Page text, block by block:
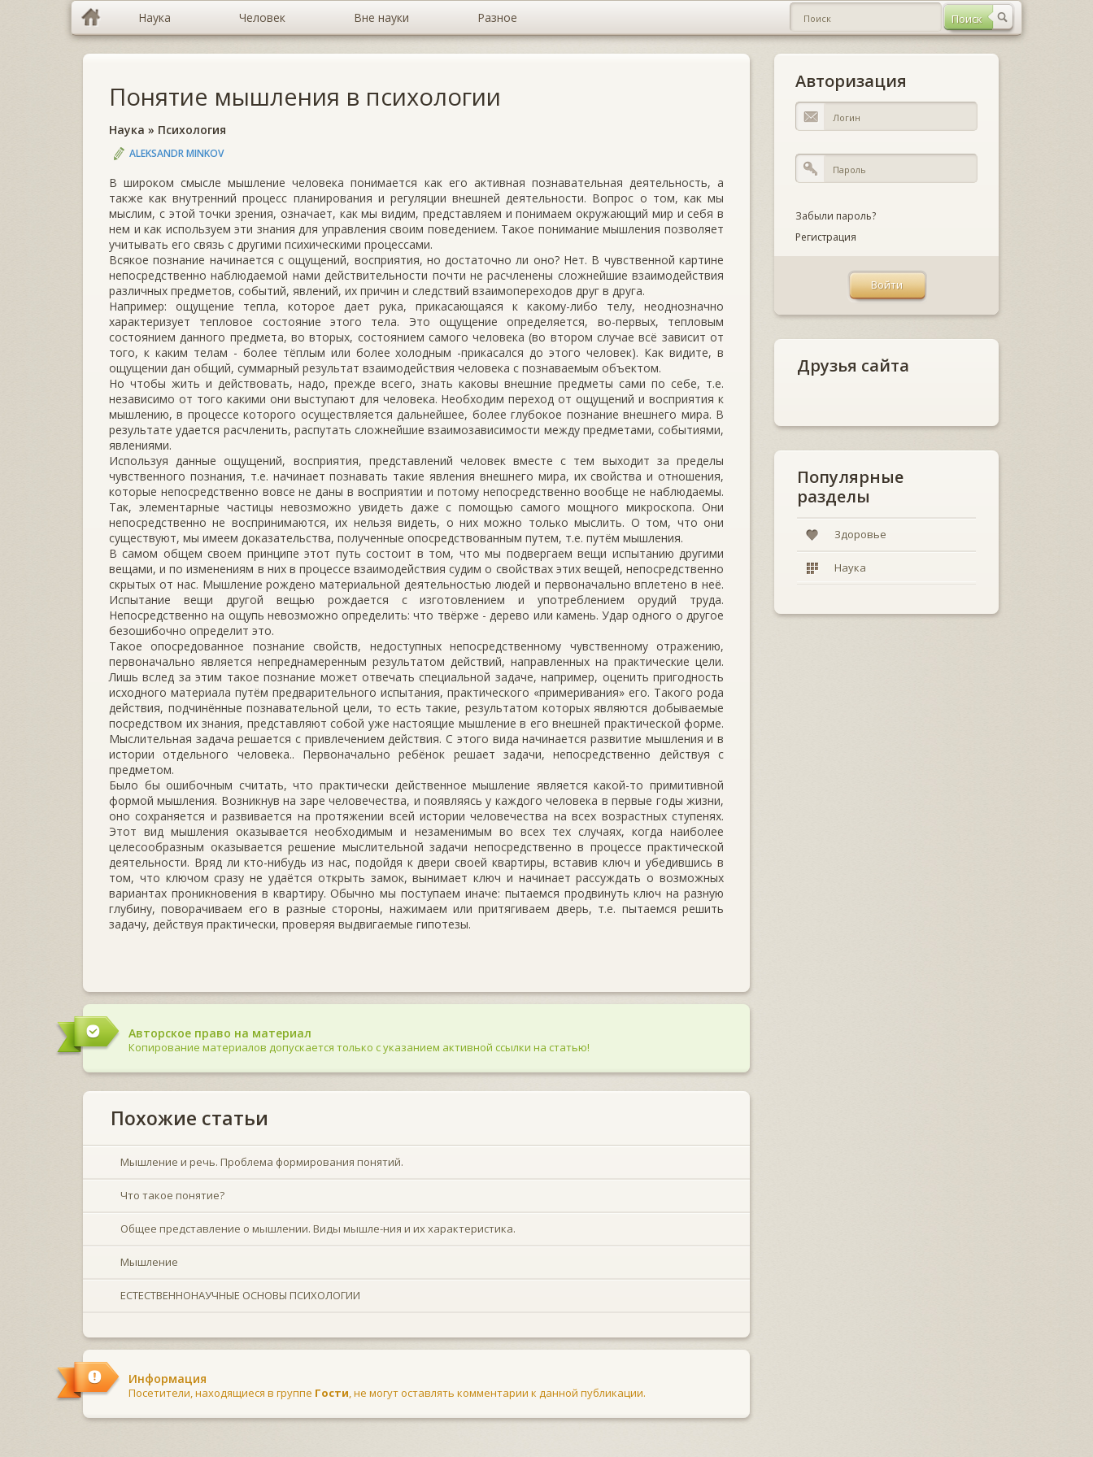
Наука Человек Вне науки Разное
Понятие мышления в психологии
Наука » Психология
ALEKSANDR MINKOV
В широком смысле мышление человека понимается как его активная познавательная деятельность, а
также как внутренний процесс планирования и регуляции внешней деятельности. Вопрос о том, как мы
мыслим, с этой точки зрения, означает, как мы видим, представляем и понимаем окружающий мир и себя в
нем и как используем эти знания для управления своим поведением. Такое понимание мышления позволяет
учитывать его связь с другими психическими процессами.
Всякое познание начинается с ощущений, восприятия, но достаточно ли оно? Нет. В чувственной картине
непосредственно наблюдаемой нами действительности почти не расчленены сложнейшие взаимодействия
различных предметов, событий, явлений, их причин и следствий взаимопереходов друг в друга.
Например: ощущение тепла, которое дает рука, прикасающаяся к какому-либо телу, неоднозначно
характеризует тепловое состояние этого тела. Это ощущение определяется, во-первых, тепловым
состоянием данного предмета, во вторых, состоянием самого человека (во втором случае всё зависит от
того, к каким телам - более тёплым или более холодным -прикасался до этого человек). Как видите, в
ощущении дан общий, суммарный результат взаимодействия человека с познаваемым объектом.
Но чтобы жить и действовать, надо, прежде всего, знать каковы внешние предметы сами по себе, т.е.
независимо от того какими они выступают для человека. Необходим переход от ощущений и восприятия к
мышлению, в процессе которого осуществляется дальнейшее, более глубокое познание внешнего мира. В
результате удается расчленить, распутать сложнейшие взаимозависимости между предметами, событиями,
явлениями.
Используя данные ощущений, восприятия, представлений человек вместе с тем выходит за пределы
чувственного познания, т.е. начинает познавать такие явления внешнего мира, их свойства и отношения,
которые непосредственно вовсе не даны в восприятии и потому непосредственно вообще не наблюдаемы.
Так, элементарные частицы невозможно увидеть даже с помощью самого мощного микроскопа. Они
непосредственно не воспринимаются, их нельзя видеть, о них можно только мыслить. О том, что они
существуют, мы имеем доказательства, полученные опосредствованным путем, т.е. путём мышления.
В самом общем своем принципе этот путь состоит в том, что мы подвергаем вещи испытанию другими
вещами, и по изменениям в них в процессе взаимодействия судим о свойствах этих вещей, непосредственно
скрытых от нас. Мышление рождено материальной деятельностью людей и первоначально вплетено в неё.
Испытание вещи другой вещью рождается с изготовлением и употреблением орудий труда.
Непосредственно на ощупь невозможно определить: что твёрже - дерево или камень. Удар одного о другое
безошибочно определит это.
Такое опосредованное познание свойств, недоступных непосредственному чувственному отражению,
первоначально является непреднамеренным результатом действий, направленных на практические цели.
Лишь вслед за этим такое познание может отвечать специальной задаче, например, оценить пригодность
исходного материала путём предварительного испытания, практического «примеривания» его. Такого рода
действия, подчинённые познавательной цели, то есть такие, результатом которых являются добываемые
посредством их знания, представляют собой уже настоящие мышление в его внешней практической форме.
Мыслительная задача решается с привлечением действия. С этого вида начинается развитие мышления и в
истории отдельного человека.. Первоначально ребёнок решает задачи, непосредственно действуя с
предметом.
Было бы ошибочным считать, что практически действенное мышление является какой-то примитивной
формой мышления. Возникнув на заре человечества, и появляясь у каждого человека в первые годы жизни,
оно сохраняется и развивается на протяжении всей истории человечества на всех возрастных ступенях.
Этот вид мышления оказывается необходимым и незаменимым во всех тех случаях, когда наиболее
целесообразным оказывается решение мыслительной задачи непосредственно в процессе практической
деятельности. Вряд ли кто-нибудь из нас, подойдя к двери своей квартиры, вставив ключ и убедившись в
том, что ключом сразу не удаётся открыть замок, вынимает ключ и начинает рассуждать о возможных
вариантах проникновения в квартиру. Обычно мы поступаем иначе: пытаемся продвинуть ключ на разную
глубину, поворачиваем его в разные стороны, нажимаем или притягиваем дверь, т.е. пытаемся решить
задачу, действуя практически, проверяя выдвигаемые гипотезы.
Авторское право на материал
Копирование материалов допускается только с указанием активной ссылки на статью!
Похожие статьи
Мышление и речь. Проблема формирования понятий.
Что такое понятие?
Общее представление о мышлении. Виды мышле-ния и их характеристика.
Мышление
ЕСТЕСТВЕННОНАУЧНЫЕ ОСНОВЫ ПСИХОЛОГИИ
Информация
Посетители, находящиеся в группе Гости, не могут оставлять комментарии к данной публикации.
Авторизация
Забыли пароль?
Регистрация
Друзья сайта
Популярные
разделы
Здоровье
Наука